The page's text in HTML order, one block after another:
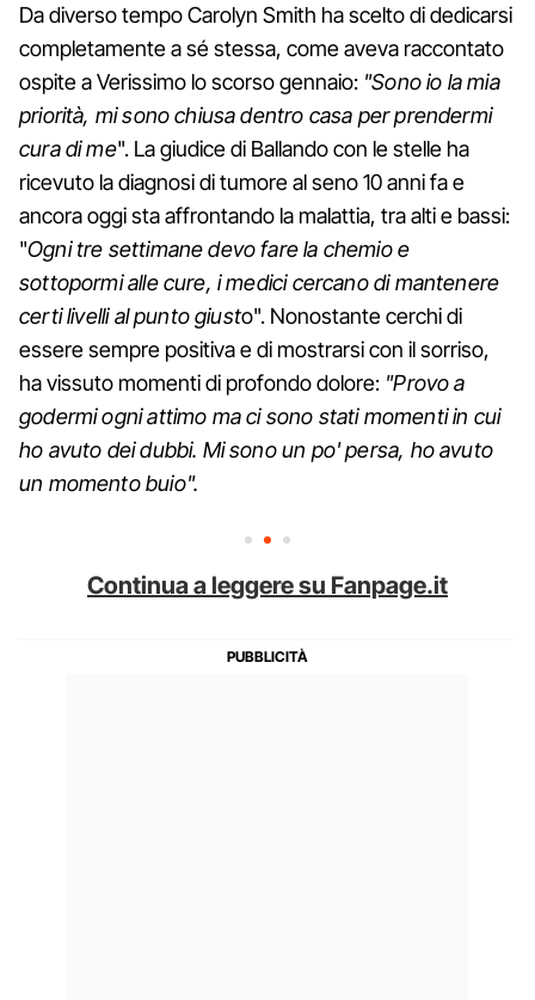
Da diverso tempo Carolyn Smith ha scelto di dedicarsi
completamente a sé stessa, come aveva raccontato
ospite a Verissimo lo scorso gennaio: "Sono io la mia
priorità, mi sono chiusa dentro casa per prendermi
cura di me". La giudice di Ballando con le stelle ha
ricevuto la diagnosi di tumore al seno 10 anni fa e
ancora oggi sta affrontando la malattia, tra alti e bassi:
"Ogni tre settimane devo fare la chemio e
sottopormi alle cure, i medici cercano di mantenere
certi livelli al punto giusto". Nonostante cerchi di
essere sempre positiva e di mostrarsi con il sorriso,
ha vissuto momenti di profondo dolore: "Provo a
godermi ogni attimo ma ci sono stati momenti in cui
ho avuto dei dubbi. Mi sono un po' persa, ho avuto
un momento buio".
Continua a leggere su Fanpage.it